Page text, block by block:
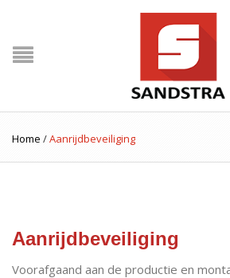
Home /Aanrijdbeveiliging
Aanrijdbeveiliging
Voorafgaand aan de productie en